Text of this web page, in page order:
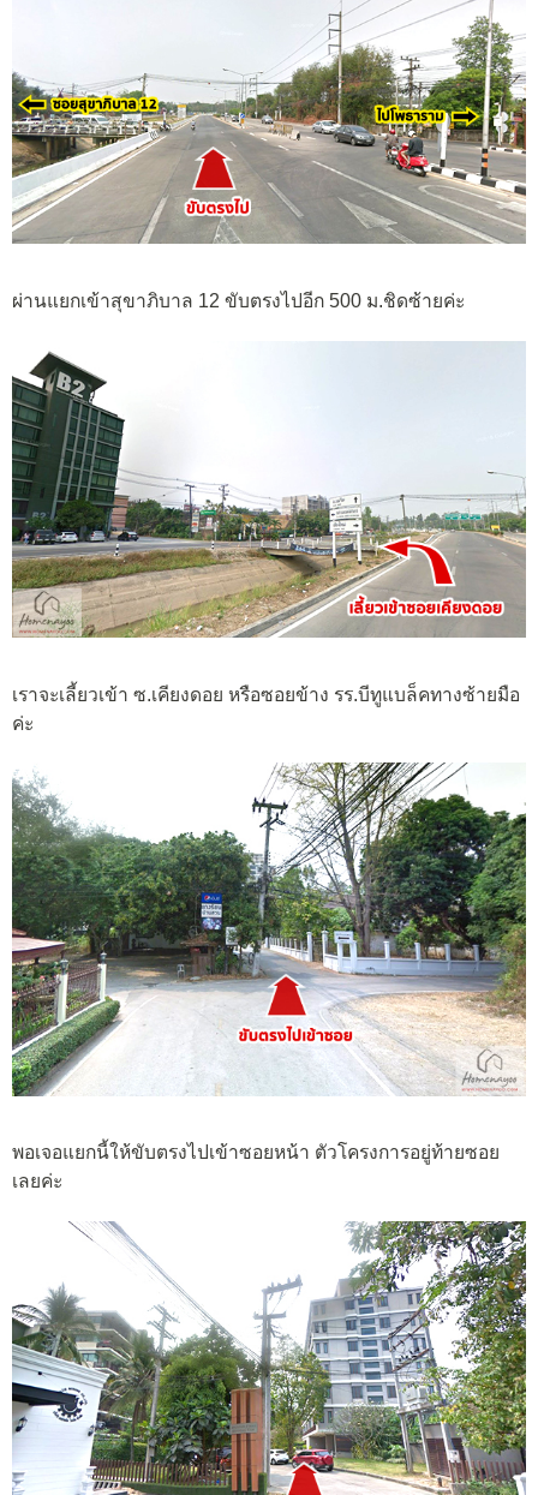
ผ่านแยกเข้าสุขาภิบาล 12 ขับตรงไปอีก 500 ม.ชิดซ้ายค่ะ
เราจะเลี้ยวเข้า ซ.เคียงดอย หรือซอยข้าง รร.บีทูแบล็คทางซ้ายมือ
ค่ะ
พอเจอแยกนี้ให้ขับตรงไปเข้าซอยหน้า ตัวโครงการอยู่ท้ายซอย
เลยค่ะ